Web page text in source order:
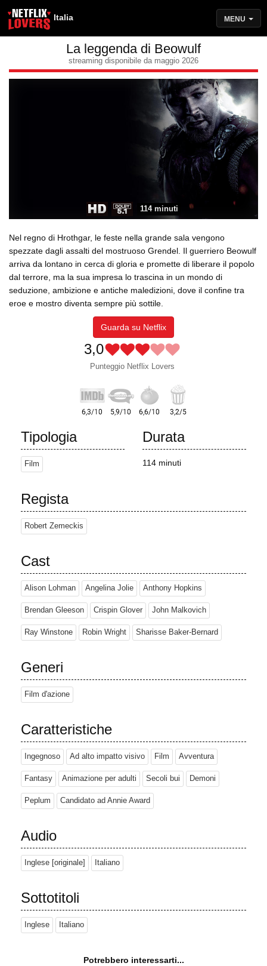
Italia MENU
La leggenda di Beowulf
streaming disponibile da maggio 2026
114 minuti
Nel regno di Hrothgar, le feste nella grande sala vengono
spezzate dagli assalti del mostruoso Grendel. Il guerriero Beowulf
arriva da lontano in cerca di gloria e promette di liberare il popolo
dal terrore, ma la sua impresa lo trascina in un mondo di
seduzione, ambizione e antiche maledizioni, dove il confine tra
eroe e mostro diventa sempre più sottile.
Guarda su Netflix
3,0
Punteggio Netflix Lovers
Tipologia
Film
Durata
114 minuti
Regista
Robert Zemeckis
Cast
Alison Lohman Angelina Jolie Anthony Hopkins
Brendan Gleeson Crispin Glover John Malkovich
Ray Winstone Robin Wright Sharisse Baker-Bernard
Generi
Film d'azione
Caratteristiche
Ingegnoso Ad alto impatto visivo Film Avventura
Fantasy Animazione per adulti Secoli bui Demoni
Peplum Candidato ad Annie Award
Audio
Inglese [originale] Italiano
Sottotitoli
Inglese Italiano
Potrebbero interessarti...